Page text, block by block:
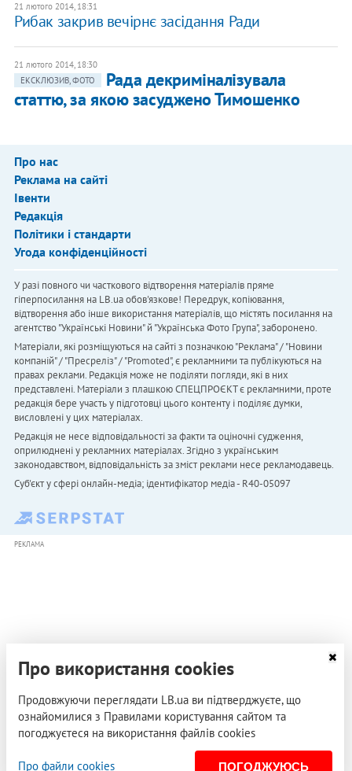
21 лютого 2014, 18:31
Рибак закрив вечірнє засідання Ради
21 лютого 2014, 18:30
ЕКСКЛЮЗИВ, ФОТО
Рада декриміналізувала
статтю, за якою засуджено Тимошенко
Про нас
Реклама на сайті
Івенти
Редакція
Політики і стандарти
Угода конфіденційності
У разі повного чи часткового відтворення матеріалів пряме
гіперпосилання на LB.ua обов'язкове! Передрук, копіювання,
відтворення або інше використання матеріалів, що містять посилання на
агентство "Українськi Новини" й "Українська Фото Група", заборонено.
Матеріали, які розміщуються на сайті з позначкою "Реклама" / "Новини
компаній" / "Пресреліз" / "Promoted", є рекламними та публікуються на
правах реклами. Редакція може не поділяти погляди, які в них
представлені. Матеріали з плашкою СПЕЦПРОЄКТ є рекламними, проте
редакція бере участь у підготовці цього контенту і поділяє думки,
висловлені у цих матеріалах.
Редакція не несе відповідальності за факти та оціночні судження,
оприлюднені у рекламних матеріалах. Згідно з українським
законодавством, відповідальність за зміст реклами несе рекламодавець.
Cуб'єкт у сфері онлайн-медіа; ідентифікатор медіа - R40-05097
РЕКЛАМА
Про використання cookies
Продовжуючи переглядати LB.ua ви підтверджуєте, що
ознайомилися з Правилами користування сайтом та
погоджуєтеся на використання файлів cookies
Про файли cookies ПОГОДЖУЮСЬ